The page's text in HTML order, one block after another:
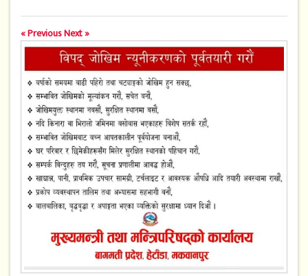
« PreviousNext »